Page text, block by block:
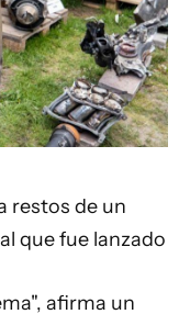
restos de un
que fue lanzado
afirma un